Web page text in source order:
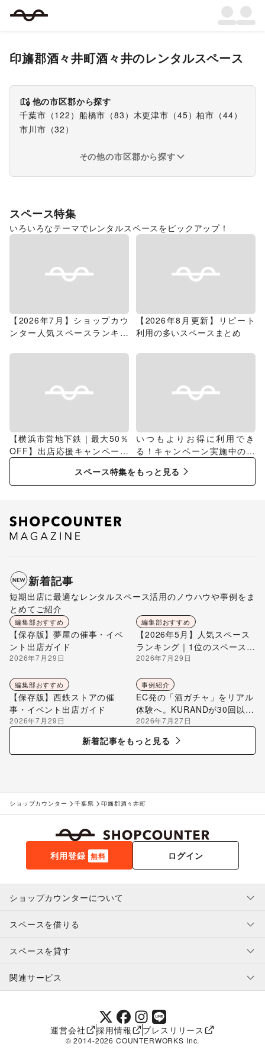
印旛郡酒々井町酒々井のレンタルスペース
他の市区郡から探す
千葉市 （122 ） 船橋市 （83 ） 木更津市 （45）柏市 （44）
市川市 （32 ）
その他の市区郡から探す
スペース特集
いろいろなテーマでレンタルスペースをピックアップ！
【2026年7月】ショップカウ
ンター人気スペースランキン
【2026年8月更新】リピート
利用の多いスペースまとめ
【横浜市営地下鉄｜最大50％
OFF】出店応援キャンペーン
特集
いつもよりお得に利用でき
る！キャンペーン実施中のス
スペース特集をもっと見る
新着記事
短期出店に最適なレンタルスペース活用のノウハウや事例をま
とめてご紹介
編集部おすすめ
【保存版】夢屋の催事・イベ
ント出店ガイド
2026年7月29日
編集部おすすめ
【2026年5月】人気スペース
ランキング｜1位のスペースを
編集部が解説
2026年7月29日
編集部おすすめ
【保存版】西鉄ストアの催
事・イベント出店ガイド
2026年7月29日
事例紹介
EC発の「酒ガチャ」をリアル
体験へ。KURANDが30回以上
のポップアップ出店で届け
る“新しいお酒との出会い”
2026年7月27日
新着記事をもっと見る
ショップカウンター 千葉県 印旛郡酒々井町
利用登録 無料 ログイン
ショップカウンターについて
利用規約・ガイドライン
特定商取引法に基づく表示
補償プログラム
スペースを借りる
スペースを借りたい人へ
ユーザー利用規約
提携パートナー
スペースを貸す
スペースを貸したい方へ
オーナー利用規約
関連サービス
SHOPCOUNTER MAGAZINE
ショップカウンターエンタープライズ
ショップカウンター常設
運営会社 採用情報 プレスリリース
© 2014-2026 COUNTERWORKS Inc.